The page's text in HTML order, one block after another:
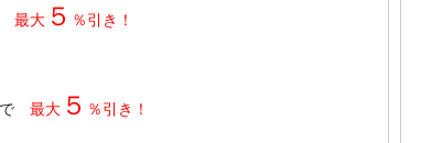
最大 ５ ％引き！
で 最大 ５ ％引き！